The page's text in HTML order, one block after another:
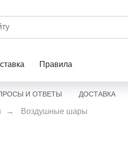
Правила
И ОТВЕТЫ ДОСТАВКА
→ Воздушные шары